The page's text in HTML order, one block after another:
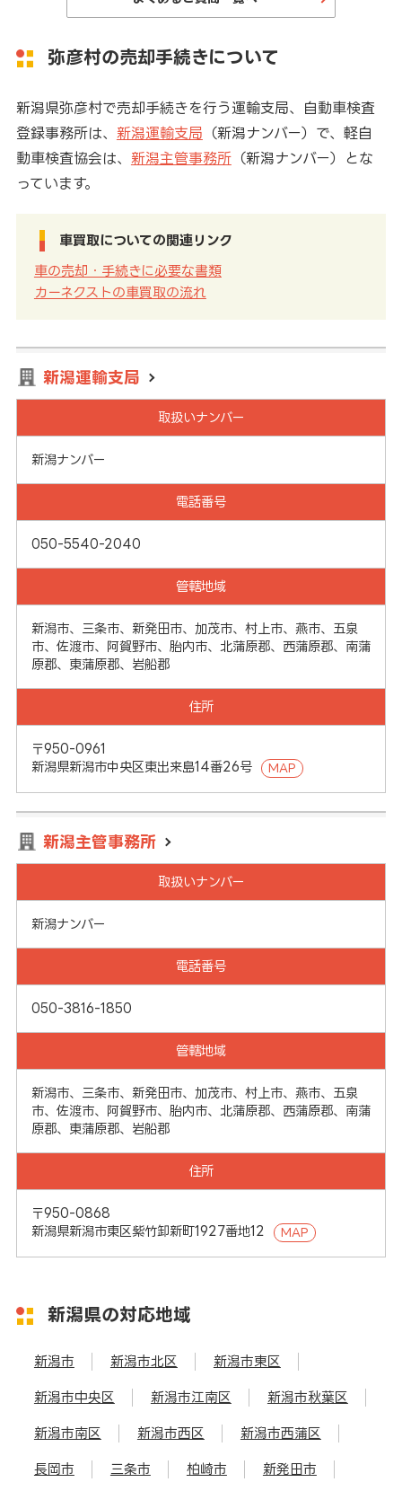
弥彦村の売却手続きについて
新潟県弥彦村で売却手続きを行う運輸支局、自動車検査
登録事務所は、 新潟運輸支局 （新潟ナンバー）で、軽自
動車検査協会は、 新潟主管事務所（新潟ナンバー）とな
っています。
車買取についての関連リンク
車の売却・手続きに必要な書類
カーネクストの車買取の流れ
新潟運輸支局
取扱いナンバー
新潟ナンバー
電話番号
050-5540-2040
管轄地域
新潟市、三条市、新発田市、加茂市、村上市、燕市、五泉
市、佐渡市、阿賀野市、胎内市、北蒲原郡、西蒲原郡、南蒲
原郡、東蒲原郡、岩船郡
住所
〒950-0961
新潟県新潟市中央区東出来島14番26号
MAP
新潟主管事務所
取扱いナンバー
新潟ナンバー
電話番号
050-3816-1850
管轄地域
新潟市、三条市、新発田市、加茂市、村上市、燕市、五泉
市、佐渡市、阿賀野市、胎内市、北蒲原郡、西蒲原郡、南蒲
原郡、東蒲原郡、岩船郡
住所
〒950-0868
新潟県新潟市東区紫竹卸新町1927番地12
MAP
新潟県の対応地域
新潟市 新潟市北区 新潟市東区
新潟市中央区 新潟市江南区 新潟市秋葉区
新潟市南区 新潟市西区 新潟市西蒲区
長岡市 三条市 柏崎市 新発田市